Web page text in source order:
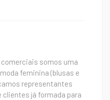
somos uma
feminina (blusas e
representantes
já formada para